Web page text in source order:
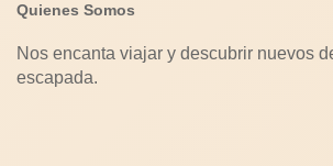
Quienes Somos
Nos encanta viajar y descubrir nuevos
escapada.